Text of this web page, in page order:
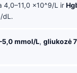
4,0–11,0 x10^9/L ir
dL.
mmol/L, gliukozė